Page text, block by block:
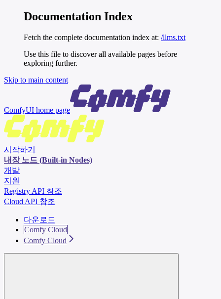
Documentation Index
Fetch the complete documentation index at: /llms.txt
Use this file to discover all available pages before
exploring further.
Skip to main content
ComfyUI home page
시작하기
내장 노드 (Built-in Nodes)
개발
지원
Registry API 참조
Cloud API 참조
다운로드
Comfy Cloud
Comfy Cloud